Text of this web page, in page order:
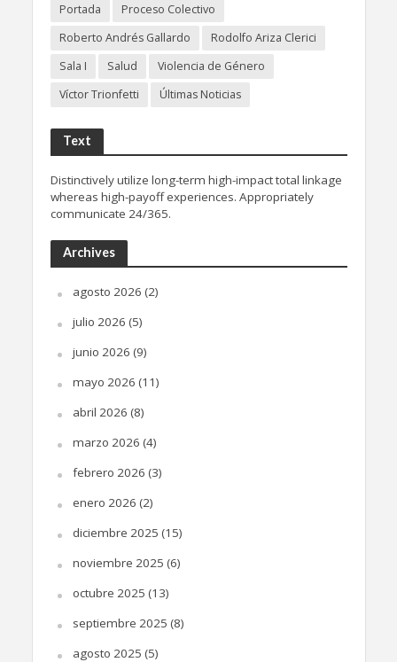
Portada
Proceso Colectivo
Roberto Andrés Gallardo
Rodolfo Ariza Clerici
Sala I
Salud
Violencia de Género
Víctor Trionfetti
Últimas Noticias
Text
Distinctively utilize long-term high-impact total linkage
whereas high-payoff experiences. Appropriately
communicate 24/365.
Archives
agosto 2026 (2)
julio 2026 (5)
junio 2026 (9)
mayo 2026 (11)
abril 2026 (8)
marzo 2026 (4)
febrero 2026 (3)
enero 2026 (2)
diciembre 2025 (15)
noviembre 2025 (6)
octubre 2025 (13)
septiembre 2025 (8)
agosto 2025 (5)